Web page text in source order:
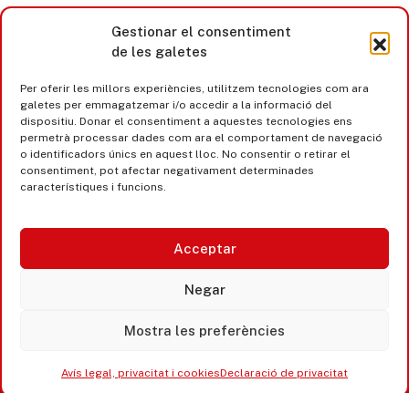
Gestionar el consentiment
de les galetes
Per oferir les millors experiències, utilitzem tecnologies com ara
galetes per emmagatzemar i/o accedir a la informació del
dispositiu. Donar el consentiment a aquestes tecnologies ens
permetrà processar dades com ara el comportament de navegació
o identificadors únics en aquest lloc. No consentir o retirar el
consentiment, pot afectar negativament determinades
característiques i funcions.
Acceptar
Negar
Mostra les preferències
Avís legal, privacitat i cookiesDeclaració de privacitat
Castell d’Aro · Platja d’Aro · S’Agaró
365 www.platjadaro